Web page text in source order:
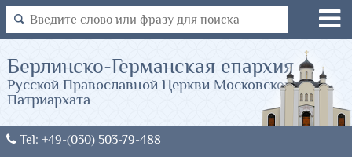
Tel: +49-(030) 503-79-488
Берлинско-Германская епархия
Русской Православной Церкви Московского
Патриархата